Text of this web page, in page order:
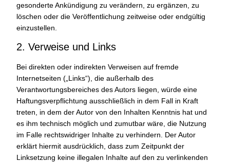
gesonderte Ankündigung zu verändern, zu ergänzen, zu
löschen oder die Veröffentlichung zeitweise oder endgültig
einzustellen.
2. Verweise und Links
Bei direkten oder indirekten Verweisen auf fremde
Internetseiten („Links“), die außerhalb des
Verantwortungsbereiches des Autors liegen, würde eine
Haftungsverpflichtung ausschließlich in dem Fall in Kraft
treten, in dem der Autor von den Inhalten Kenntnis hat und
es ihm technisch möglich und zumutbar wäre, die Nutzung
im Falle rechtswidriger Inhalte zu verhindern. Der Autor
erklärt hiermit ausdrücklich, dass zum Zeitpunkt der
Linksetzung keine illegalen Inhalte auf den zu verlinkenden